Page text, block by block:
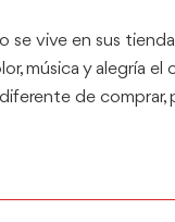
se vive en sus
música y alegría
de comprar,